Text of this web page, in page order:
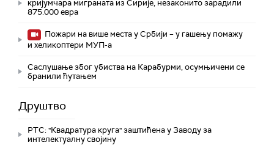
кријумчара миграната из Сирије, незаконито зарадили
875.000 евра
Пожари на више места у Србији – у гашењу помажу
и хеликоптери МУП-а
Саслушање због убиства на Карабурми, осумњичени се
бранили ћутањем
Друштво
РТС: "Квадратура круга" заштићена у Заводу за
интелектуалну својину